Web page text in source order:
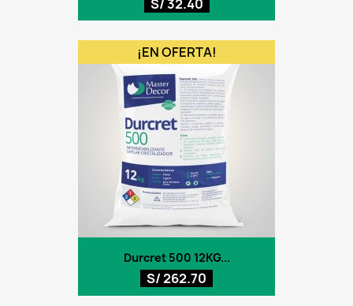
S/ 32.40
Durcret 500 12KG...
S/ 262.70
¡EN OFERTA!